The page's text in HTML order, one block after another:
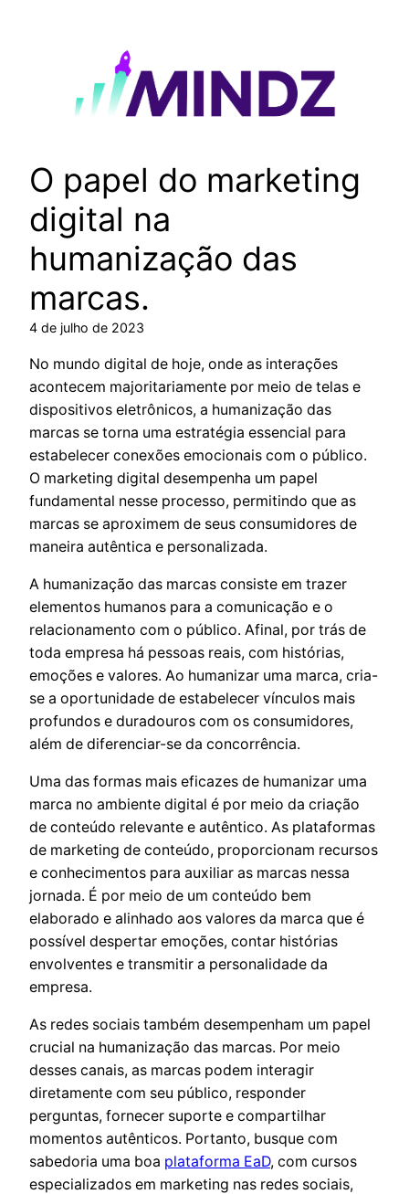
O papel do marketing
digital na
humanização das
marcas.
4 de julho de 2023
No mundo digital de hoje, onde as interações
acontecem majoritariamente por meio de telas e
dispositivos eletrônicos, a humanização das
marcas se torna uma estratégia essencial para
estabelecer conexões emocionais com o público.
O marketing digital desempenha um papel
fundamental nesse processo, permitindo que as
marcas se aproximem de seus consumidores de
maneira autêntica e personalizada.
A humanização das marcas consiste em trazer
elementos humanos para a comunicação e o
relacionamento com o público. Afinal, por trás de
toda empresa há pessoas reais, com histórias,
emoções e valores. Ao humanizar uma marca, cria-
se a oportunidade de estabelecer vínculos mais
profundos e duradouros com os consumidores,
além de diferenciar-se da concorrência.
Uma das formas mais eficazes de humanizar uma
marca no ambiente digital é por meio da criação
de conteúdo relevante e autêntico. As plataformas
de marketing de conteúdo, proporcionam recursos
e conhecimentos para auxiliar as marcas nessa
jornada. É por meio de um conteúdo bem
elaborado e alinhado aos valores da marca que é
possível despertar emoções, contar histórias
envolventes e transmitir a personalidade da
empresa.
As redes sociais também desempenham um papel
crucial na humanização das marcas. Por meio
desses canais, as marcas podem interagir
diretamente com seu público, responder
perguntas, fornecer suporte e compartilhar
momentos autênticos. Portanto, busque com
sabedoria uma boa plataforma EaD, com cursos
especializados em marketing nas redes sociais,